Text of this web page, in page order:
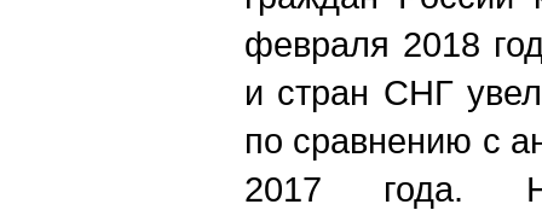
февраля 2018
и стран СНГ
по сравнению с
2017 года.